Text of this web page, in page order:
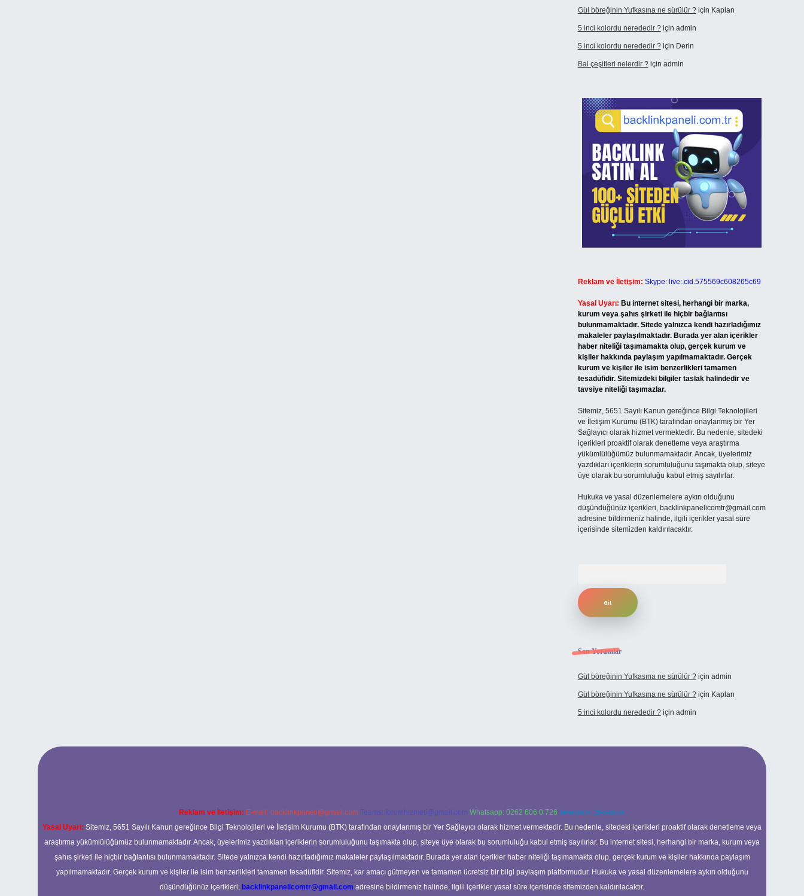
Gül böreğinin Yufkasına ne sürülür ?için Kaplan
5 inci kolordu nerededir ?için admin
5 inci kolordu nerededir ?için Derin
Bal çeşitleri nelerdir ?için admin
Reklam ve İletişim: Skype: live:.cid.575569c608265c69
Yasal Uyarı: Bu internet sitesi, herhangi bir marka,
kurum veya şahıs şirketi ile hiçbir bağlantısı
bulunmamaktadır. Sitede yalnızca kendi hazırladığımız
makaleler paylaşılmaktadır. Burada yer alan içerikler
haber niteliği taşımamakta olup, gerçek kurum ve
kişiler hakkında paylaşım yapılmamaktadır. Gerçek
kurum ve kişiler ile isim benzerlikleri tamamen
tesadüfidir. Sitemizdeki bilgiler taslak halindedir ve
tavsiye niteliği taşımazlar.
Sitemiz, 5651 Sayılı Kanun gereğince Bilgi Teknolojileri
ve İletişim Kurumu (BTK) tarafından onaylanmış bir Yer
Sağlayıcı olarak hizmet vermektedir. Bu nedenle, sitedeki
içerikleri proaktif olarak denetleme veya araştırma
yükümlülüğümüz bulunmamaktadır. Ancak, üyelerimiz
yazdıkları içeriklerin sorumluluğunu taşımakta olup, siteye
üye olarak bu sorumluluğu kabul etmiş sayılırlar.
Hukuka ve yasal düzenlemelere aykırı olduğunu
düşündüğünüz içerikleri, backlinkpanelicomtr@gmail.com
adresine bildirmeniz halinde, ilgili içerikler yasal süre
içerisinde sitemizden kaldırılacaktır.
Son Yorumlar
Gül böreğinin Yufkasına ne sürülür ?için admin
Gül böreğinin Yufkasına ne sürülür ?için Kaplan
5 inci kolordu nerededir ?için admin
Reklam ve İletişim: E-mail: backlinkpaneli@gmail.com Teams: forumhizmeti@gmail.com Whatsapp: 0262 606 0 726 Telegram: @karabul
Yasal Uyarı: Sitemiz, 5651 Sayılı Kanun gereğince Bilgi Teknolojileri ve İletişim Kurumu (BTK) tarafından onaylanmış bir Yer Sağlayıcı olarak hizmet vermektedir. Bu nedenle, sitedeki içerikleri proaktif olarak denetleme veya
araştırma yükümlülüğümüz bulunmamaktadır. Ancak, üyelerimiz yazdıkları içeriklerin sorumluluğunu taşımakta olup, siteye üye olarak bu sorumluluğu kabul etmiş sayılırlar. Bu internet sitesi, herhangi bir marka, kurum veya
şahıs şirketi ile hiçbir bağlantısı bulunmamaktadır. Sitede yalnızca kendi hazırladığımız makaleler paylaşılmaktadır. Burada yer alan içerikler haber niteliği taşımamakta olup, gerçek kurum ve kişiler hakkında paylaşım
yapılmamaktadır. Gerçek kurum ve kişiler ile isim benzerlikleri tamamen tesadüfidir. Sitemiz, kar amacı gütmeyen ve tamamen ücretsiz bir bilgi paylaşım platformudur. Hukuka ve yasal düzenlemelere aykırı olduğunu
düşündüğünüz içerikleri, backlinkpanelicomtr@gmail.com adresine bildirmeniz halinde, ilgili içerikler yasal süre içerisinde sitemizden kaldırılacaktır.